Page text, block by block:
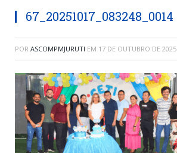
67_20251017_083248_0014
POR ASCOMPMJURUTI EM 17 DE OUTUBRO DE 2025